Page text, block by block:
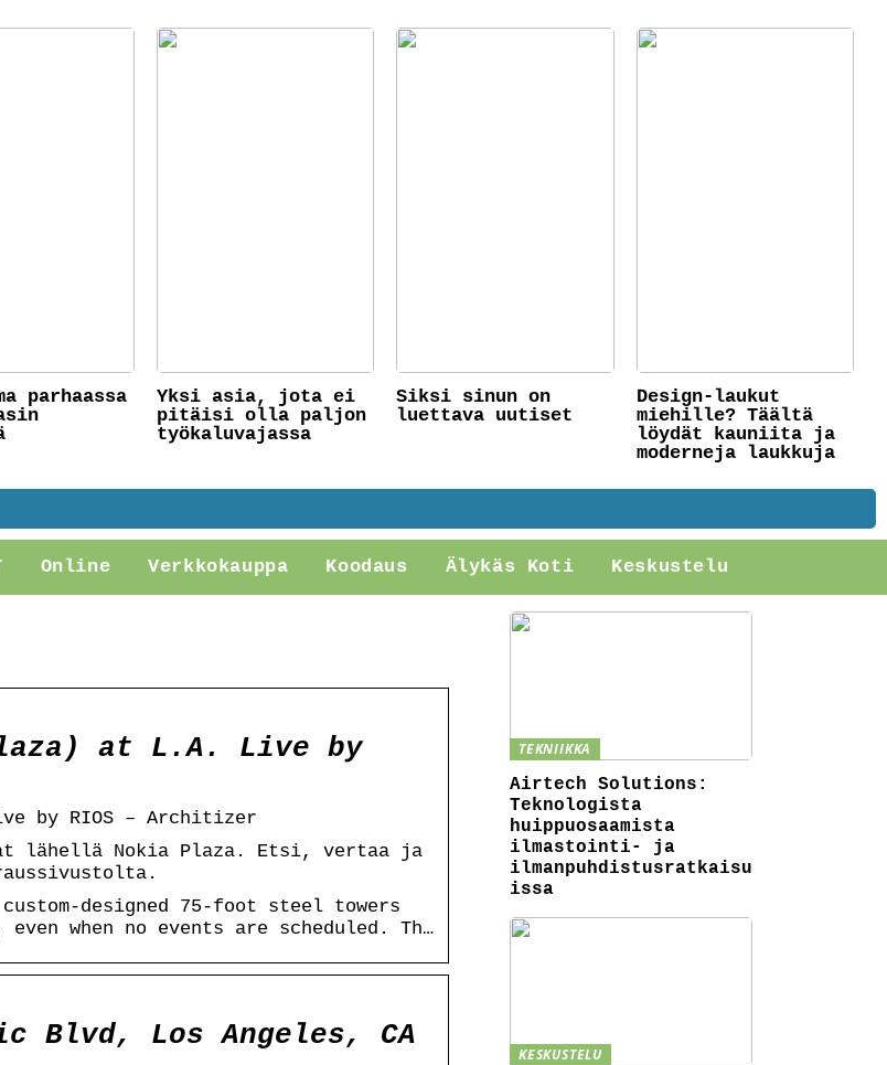
parhaassa
Yksi asia, jota ei
pitäisi olla paljon
työkaluvajassa
Siksi sinun on
luettava uutiset
Design-laukut
miehille? Täältä
löydät kauniita ja
moderneja laukkuja
Online Verkkokauppa Koodaus Älykäs Koti Keskustelu
at L.A. Live by
by RIOS – Architizer
lähellä Nokia Plaza. Etsi, vertaa ja
designed 75-foot steel towers
when no events are scheduled. Th…
Blvd, Los Angeles, CA
TEKNIIKKA
Airtech Solutions:
Teknologista
huippuosaamista
ilmastointi- ja
ilmanpuhdistusratkaisu
issa
KESKUSTELU